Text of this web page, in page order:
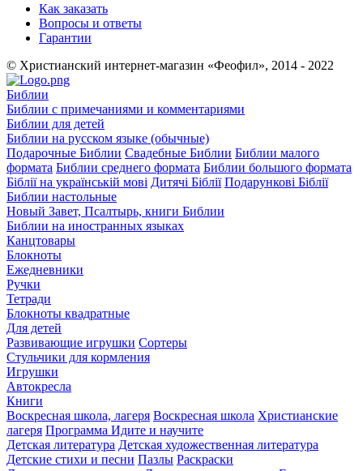
Как заказать
Вопросы и ответы
Гарантии
© Христианский интернет-магазин «Феофил», 2014 - 2022
Библии
Библии с примечаниями и комментариями
Библии для детей
Библии на русском языке (обычные)
Подарочные Библии Свадебные Библии Библии малого
формата Библии среднего формата Библии большого формата
Біблії на українській мові Дитячі Біблії Подарункові Біблії
Библии настольные
Новый Завет, Псалтырь, книги Библии
Библии на иностранных языках
Канцтовары
Блокноты
Ежедневники
Ручки
Тетради
Блокноты квадратные
Для детей
Развивающие игрушки Сортеры
Стульчики для кормления
Игрушки
Автокресла
Книги
Воскресная школа, лагеря Воскресная школа Христианские
лагеря Программа Идите и научите
Детская литература Детская художественная литература
Детские стихи и песни Пазлы Раскраски